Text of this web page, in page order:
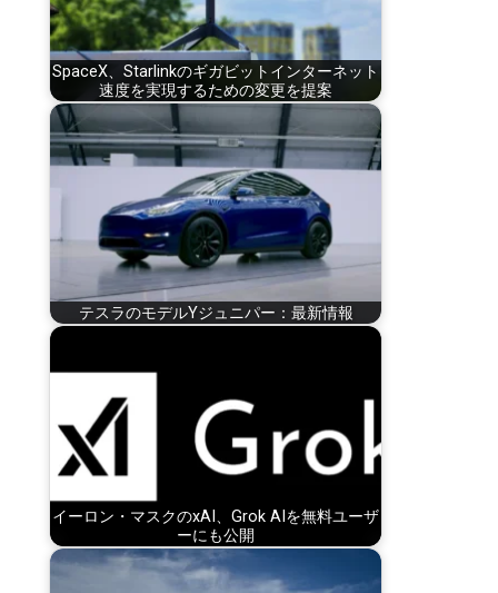
SpaceX、Starlinkのギガビットインターネット
速度を実現するための変更を提案
テスラのモデルYジュニパー：最新情報
イーロン・マスクのxAI、Grok AIを無料ユーザ
ーにも公開